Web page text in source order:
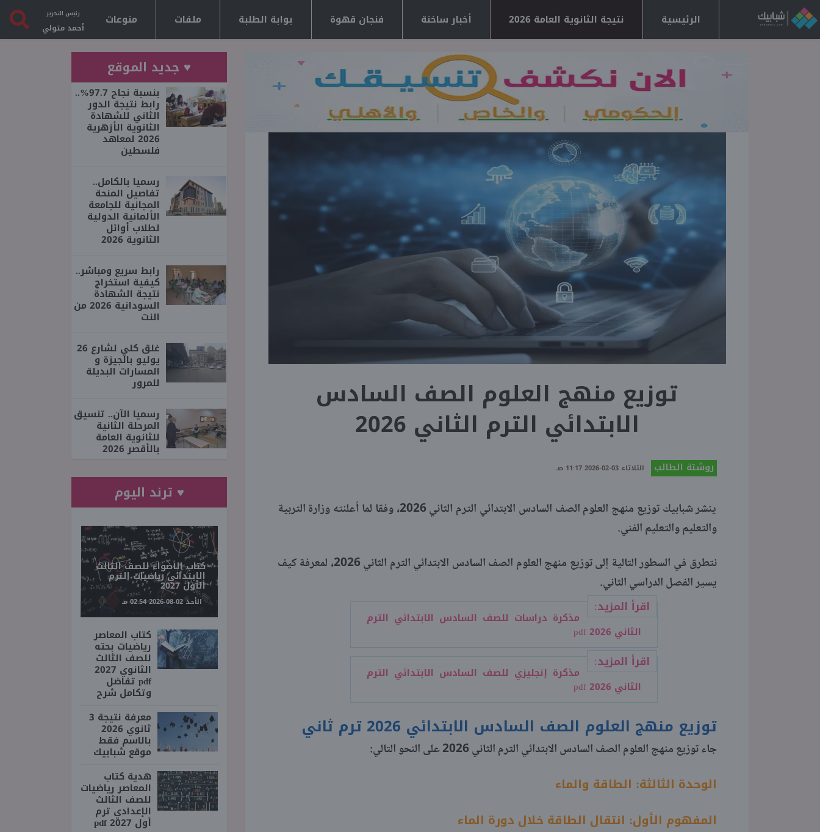
الرئيسية نتيجة الثانوية العامة 2026 أخبار ساخنة فنجان قهوة بوابة الطلبة ملفات منوعات رئيس التحرير
أحمد متولي
توزيع منهج العلوم الصف السادس
الابتدائي الترم الثاني 2026
روشتة الطالب الثلاثاء 03-02-2026 11:17 صـ
ينشر شبابيك توزيع منهج العلوم الصف السادس الابتدائي الترم الثاني 2026، وفقا لما أعلنته وزارة التربية
والتعليم والتعليم الفني.
نتطرق في السطور التالية إلى توزيع منهج العلوم الصف السادس الابتدائي الترم الثاني 2026، لمعرفة كيف
يسير الفصل الدراسي الثاني.
اقرأ المزيد:
مذكرة دراسات للصف السادس الابتدائي الترم
الثاني 2026 pdf
اقرأ المزيد:
مذكرة إنجليزي للصف السادس الابتدائي الترم
الثاني 2026 pdf
توزيع منهج العلوم الصف السادس الابتدائي 2026 ترم ثاني
جاء توزيع منهج العلوم الصف السادس الابتدائي الترم الثاني 2026 على النحو التالي:
الوحدة الثالثة: الطاقة والماء
المفهوم الأول: انتقال الطاقة خلال دورة الماء
♥ جديد الموقع
بنسبة نجاح 97.7%..
رابط نتيجة الدور
الثاني للشهادة
الثانوية الأزهرية
2026 لمعاهد
فلسطين
رسميا بالكامل..
تفاصيل المنحة
المجانية للجامعة
الألمانية الدولية
لطلاب أوائل
الثانوية 2026
رابط سريع ومباشر..
كيفية استخراج
نتيجة الشهادة
السودانية 2026 من
النت
غلق كلي لشارع 26
يوليو بالجيزة و
المسارات البديلة
للمرور
رسميا الآن.. تنسيق
المرحلة الثانية
للثانوية العامة
بالأقصر 2026
♥ ترند اليوم
كتاب الأضواء للصف الثالث
الابتدائي رياضيات الترم
الأول 2027
الأحد 02-08-2026 02:54 مـ
كتاب المعاصر
رياضيات بحته
للصف الثالث
الثانوي 2027
pdf تفاضل
وتكامل شرح
معرفة نتيجة 3
ثانوي 2026
بالاسم فقط
موقع شبابيك
هدية كتاب
المعاصر رياضيات
للصف الثالث
الإعدادي ترم
أول 2027 pdf